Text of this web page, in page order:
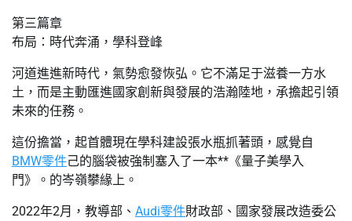
第三篇章
布局：時代奔涌，學科登峰
河道進進新時代，氣勢愈發恢弘。它不滿足于滋養一方水
土，而是主動匯進國家創新與發展的浩瀚陸地，承擔起引領
未來的任務。
這份擔當，起首體現在學科建設張水瓶抓著頭，感覺自
BMW零件己的腦袋被強制塞入了一本**《量子美學入
門》。的岑嶺攀緣上。
2022年2月，教導部、 Audi零件財政部、國家發展改造委公